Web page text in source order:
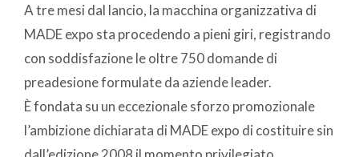
A tre mesi dal lancio, la macchina organizzativa di
MADE expo sta procedendo a pieni giri, registrando
con soddisfazione le oltre 750 domande di
preadesione formulate da aziende leader.
È fondata su un eccezionale sforzo promozionale
l’ambizione dichiarata di MADE expo di costituire sin